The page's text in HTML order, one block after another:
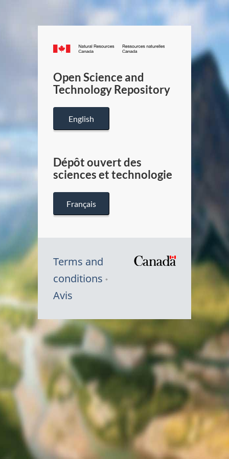
Canada.ca
/
Canada
Open Science and
Technology Repository
English
Dépôt ouvert des
sciences et technologie
Français
Terms and
conditions
Avis
Canada